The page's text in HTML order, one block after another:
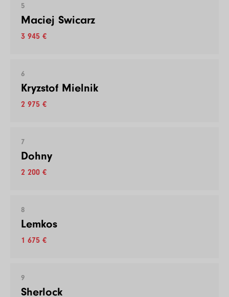
5
Maciej Swicarz
3 945 €
6
Kryzstof Mielnik
2 975 €
7
Dohny
2 200 €
8
Lemkos
1 675 €
9
Sherlock